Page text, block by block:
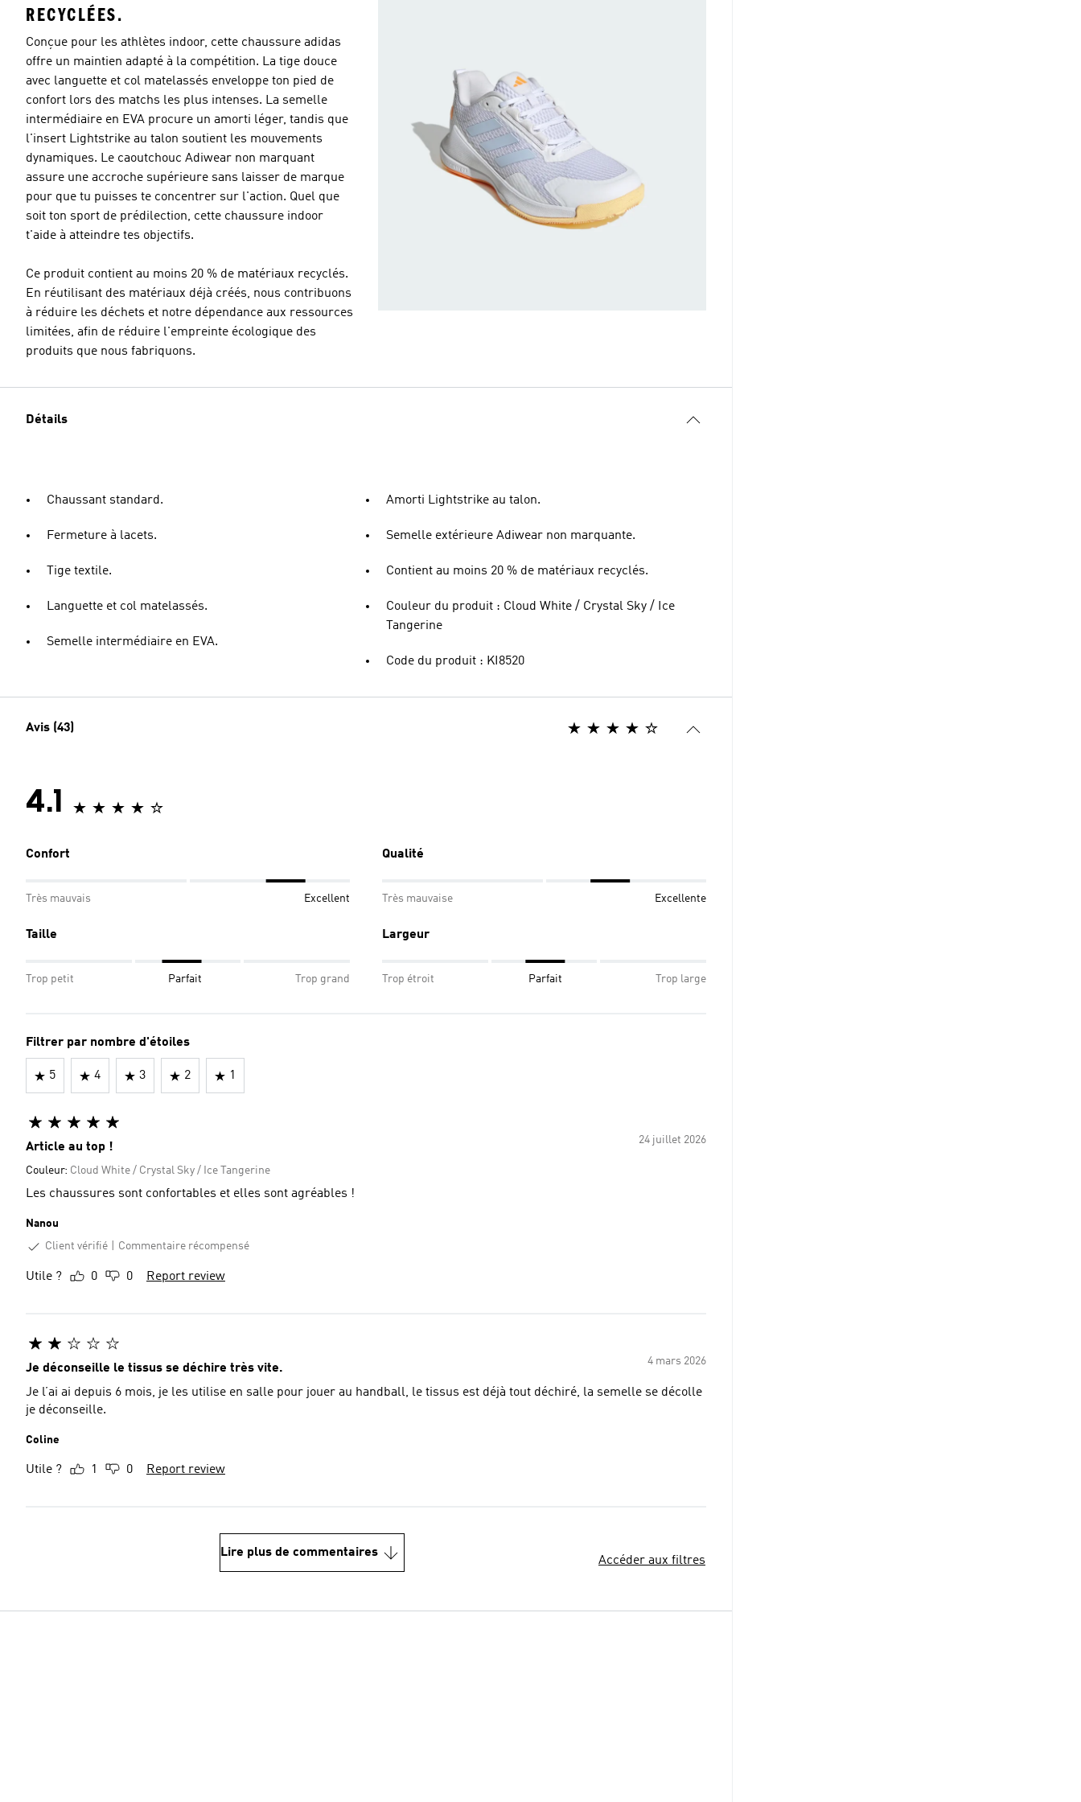
RECYCLÉES.
Conçue pour les athlètes indoor, cette chaussure adidas
offre un maintien adapté à la compétition. La tige douce
avec languette et col matelassés enveloppe ton pied de
confort lors des matchs les plus intenses. La semelle
intermédiaire en EVA procure un amorti léger, tandis que
l'insert Lightstrike au talon soutient les mouvements
dynamiques. Le caoutchouc Adiwear non marquant
assure une accroche supérieure sans laisser de marque
pour que tu puisses te concentrer sur l'action. Quel que
soit ton sport de prédilection, cette chaussure indoor
t'aide à atteindre tes objectifs.
Ce produit contient au moins 20 % de matériaux recyclés.
En réutilisant des matériaux déjà créés, nous contribuons
à réduire les déchets et notre dépendance aux ressources
limitées, afin de réduire l'empreinte écologique des
produits que nous fabriquons.
Détails
Chaussant standard.
Fermeture à lacets.
Tige textile.
Languette et col matelassés.
Semelle intermédiaire en EVA.
Amorti Lightstrike au talon.
Semelle extérieure Adiwear non marquante.
Contient au moins 20 % de matériaux recyclés.
Couleur du produit : Cloud White / Crystal Sky / Ice
Tangerine
Code du produit : KI8520
Avis (43)
4.1
Confort
Très mauvais Excellent
Qualité
Très mauvaise Excellente
Taille
Trop petit Parfait Trop grand
Largeur
Trop étroit Parfait Trop large
Filtrer par nombre d'étoiles
5 4 3 2 1
24 juillet 2026
Article au top !
Couleur: Cloud White / Crystal Sky / Ice Tangerine
Les chaussures sont confortables et elles sont agréables !
Nanou
Client vérifié
Commentaire récompensé
Utile ? 0 0 Report review
4 mars 2026
Je déconseille le tissus se déchire très vite.
Je l’ai ai depuis 6 mois, je les utilise en salle pour jouer au handball, le tissus est déjà tout déchiré, la semelle se décolle
je déconseille.
Coline
Utile ? 1 0 Report review
Lire plus de commentaires
Accéder aux filtres